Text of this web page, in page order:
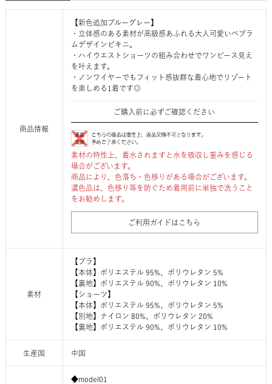
商品情報
【新色追加ブルーグレー】
・立体感のある素材が高級感あふれる大人可愛いペプラ
ムデザインビキニ。
・ハイウエストショーツの組み合わせでワンピース見え
を叶えます。
・ノンワイヤーでもフィット感抜群な着心地でリゾート
を楽しめる1着です◎
ご購入前に必ずご確認ください
素材の特性上、着水されますと水を吸収し重みを感じる
場合がございます。
商品により、色落ち・色移りがある場合がございます。
濃色品は、色移り等を防ぐため着用前に単独で洗うこと
をお勧めします。
ご利用ガイドはこちら
素材
【ブラ】
【本体】ポリエステル 95%、ポリウレタン 5%
【裏地】ポリエステル 90%、ポリウレタン 10%
【ショーツ】
【本体】ポリエステル 95%、ポリウレタン 5%
【別地】ナイロン 80%、ポリウレタン 20%
【裏地】ポリエステル 90%、ポリウレタン 10%
生産国 中国
◆model01